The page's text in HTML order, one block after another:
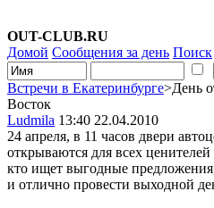
OUT-CLUB.RU
Домой Сообщения за день Поиск
Встречи в Екатеринбурге>День
Восток
Ludmila 13:40 22.04.2010
24 апреля, в 11 часов двери
открываются для всех
кто ищет выгодные
и отлично провести выходной